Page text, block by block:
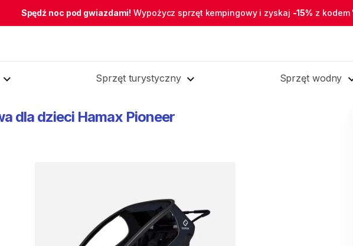
Spędź noc pod gwiazdami! Wypożycz sprzęt kempingowy i zyskaj -15% z kodem
Sprzęt turystyczny Sprzęt wodny
dla dzieci Hamax Pioneer